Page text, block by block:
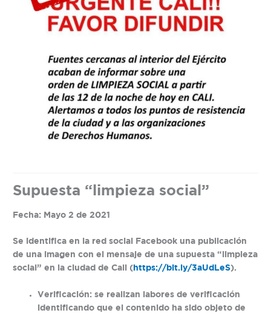
Supuesta “limpieza social”
Fecha: Mayo 2 de 2021
Se identifica en la red social Facebook una publicación
de una imagen con el mensaje de una supuesta “limpieza
social” en la ciudad de Cali ( https://bit.ly/3aUdLeS).
Verificación: se realizan labores de verificación
identificando que el contenido ha sido objeto de